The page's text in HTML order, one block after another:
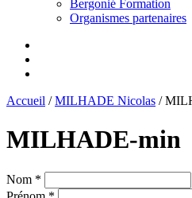
Bergonié Formation
Organismes partenaires
Accueil /MILHADE Nicolas /
MILHADE-min
Nom *